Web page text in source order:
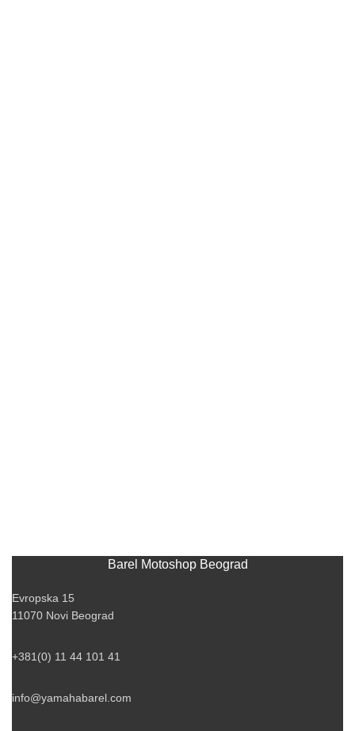
Barel Motoshop Beograd
Evropska 15
11070 Novi Beograd
+381(0) 11 44 101 41
info@yamahabarel.com